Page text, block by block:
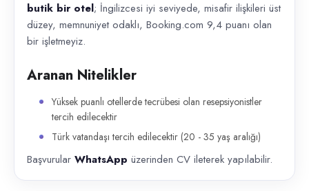
butik bir otel; İngilizcesi iyi seviyede, misafir ilişkileri üst
düzey, memnuniyet odaklı, Booking.com 9,4 puanı olan
bir işletmeyiz.
Aranan Nitelikler
Yüksek puanlı otellerde tecrübesi olan resepsiyonistler
tercih edilecektir
Türk vatandaşı tercih edilecektir (20 - 35 yaş aralığı)
Başvurular WhatsApp üzerinden CV ileterek yapılabilir.